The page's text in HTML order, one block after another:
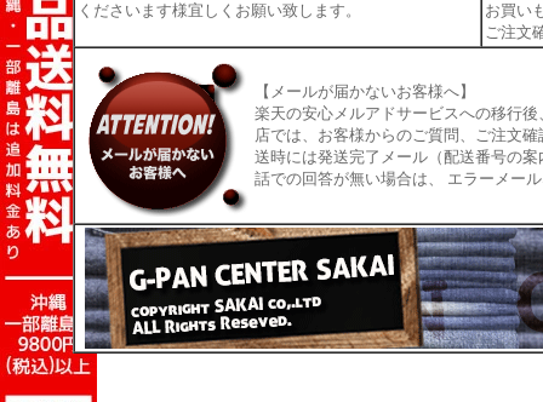
くださいます様宜しくお願い致します。
お買い
ご注文
【メールが届かないお客様へ】
楽天の安心メルアドサービスへの移行
店では、お客様からのご質問、ご注文
送時には発送完了メール（配送番号の
話での回答が無い場合は、 エラーメー